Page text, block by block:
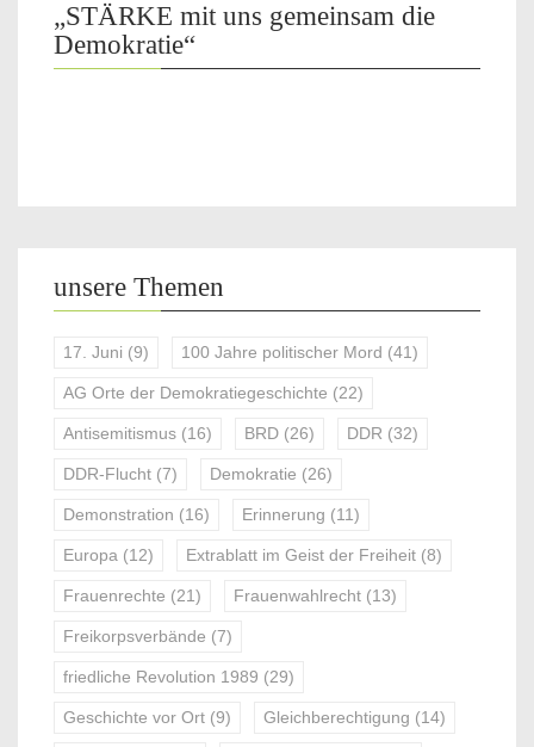
„STÄRKE mit uns gemeinsam die
Demokratie“
unsere Themen
17. Juni (9) 100 Jahre politischer Mord (41)
AG Orte der Demokratiegeschichte (22)
Antisemitismus (16) BRD (26) DDR (32)
DDR-Flucht (7) Demokratie (26)
Demonstration (16) Erinnerung (11)
Europa (12) Extrablatt im Geist der Freiheit (8)
Frauenrechte (21) Frauenwahlrecht (13)
Freikorpsverbände (7)
friedliche Revolution 1989 (29)
Geschichte vor Ort (9) Gleichberechtigung (14)